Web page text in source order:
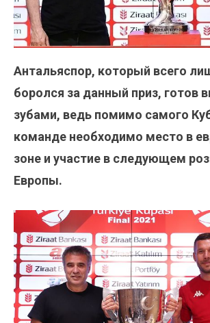
Антальяспор, который всего
боролся за данный приз, готов
зубами, ведь помимо самого
команде необходимо место в
зоне и участие в следующем
Европы.